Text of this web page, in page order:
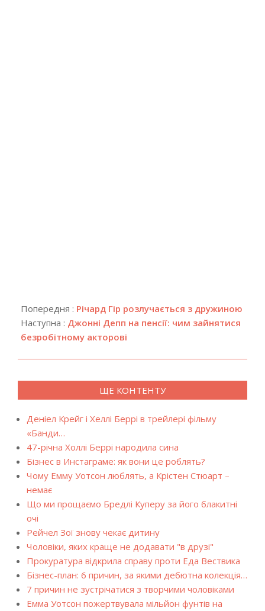
04-
24
Попередня : Річард Гір розлучається з дружиною
Наступна : Джонні Депп на пенсії: чим зайнятися
безробітному акторові
ЩЕ КОНТЕНТУ
Деніел Крейг і Хеллі Беррі в трейлері фільму
«Банди…
47-річна Холлі Беррі народила сина
Бізнес в Инстаграме: як вони це роблять?
Чому Емму Уотсон люблять, а Крістен Стюарт –
немає
Що ми прощаємо Бредлі Куперу за його блакитні
очі
Рейчел Зої знову чекає дитину
Чоловіки, яких краще не додавати "в друзі"
Прокуратура відкрила справу проти Еда Вествика
Бізнес-план: 6 причин, за якими дебютна колекція…
7 причин не зустрічатися з творчими чоловіками
Емма Уотсон пожертвувала мільйон фунтів на